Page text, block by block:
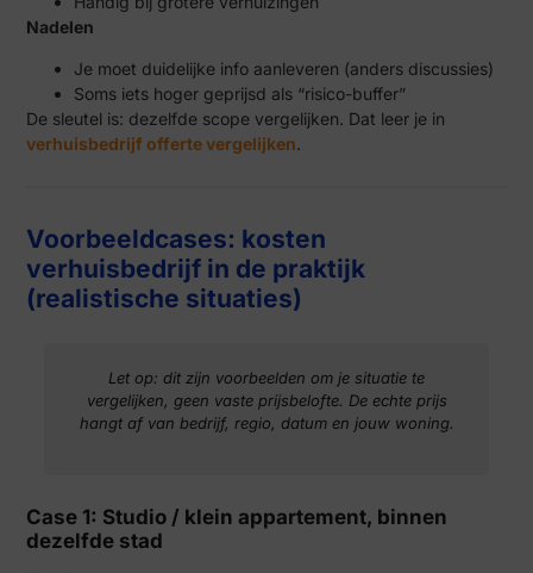
Nadelen
Je moet duidelijke info aanleveren (anders discussies)
Soms iets hoger geprijsd als “risico-buffer”
De sleutel is: dezelfde scope vergelijken. Dat leer je in
verhuisbedrijf offerte vergelijken.
Voorbeeldcases: kosten
verhuisbedrijf in de praktijk
(realistische situaties)
Let op: dit zijn voorbeelden om je situatie te
vergelijken, geen vaste prijsbelofte. De echte prijs
hangt af van bedrijf, regio, datum en jouw woning.
Case 1: Studio / klein appartement, binnen
dezelfde stad